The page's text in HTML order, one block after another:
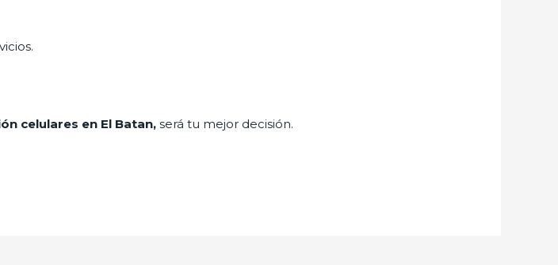
celulares en El Batan,será tu mejor decisión.